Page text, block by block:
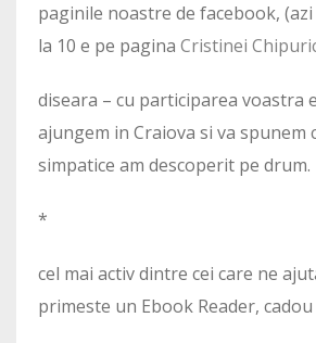
paginile noastre de facebook,
la 10 e pe pagina Cristinei
diseara – cu participarea voastra
ajungem in Craiova si va spunem
simpatice am descoperit pe drum.
*
cel mai activ dintre cei care ne
primeste un Ebook Reader, cadou